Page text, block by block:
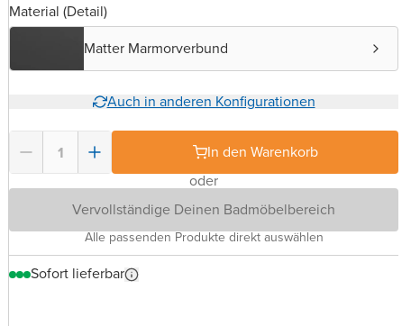
Material (Detail)
Matter Marmorverbund
Auch in anderen Konfigurationen
In den Warenkorb
oder
Vervollständige Deinen Badmöbelbereich
Alle passenden Produkte direkt auswählen
Sofort lieferbar